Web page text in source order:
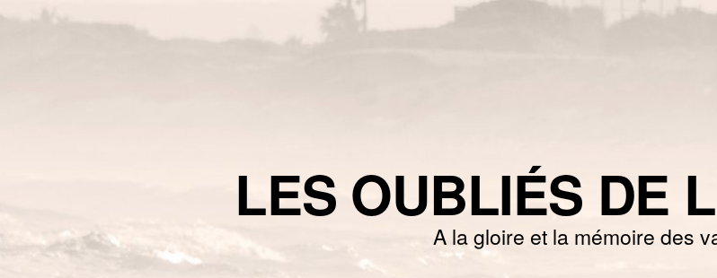
LES OUBLIÉS DE
A la gloire et la mémoire des